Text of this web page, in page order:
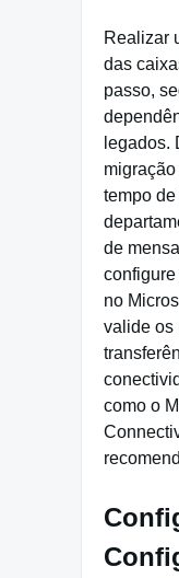
Realizar
das
passo,
legados.
tempo
de
no
valide os
como o